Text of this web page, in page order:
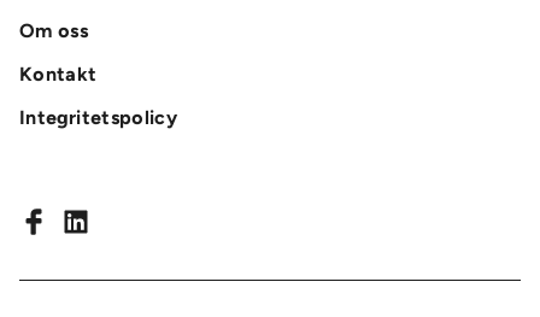
Om oss
Kontakt
Integritetspolicy